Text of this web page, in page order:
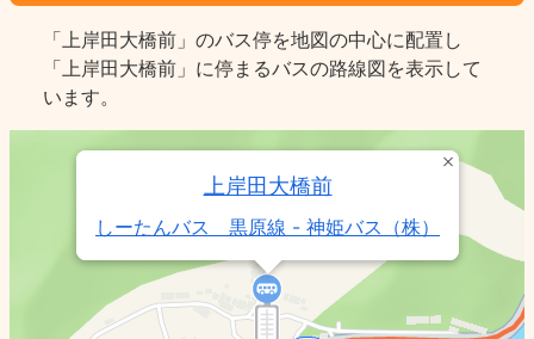
「上岸田大橋前」のバス停を地図の中心に配置し
「上岸田大橋前」に停まるバスの路線図を表示して
います。
上岸田大橋前
しーたんバス 黒原線 - 神姫バス（株）